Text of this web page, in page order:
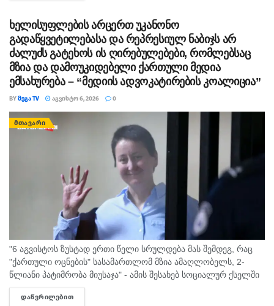
ხელისუფლების არცერთ უკანონო
გადაწყვეტილებასა და რეპრესიულ ნაბიჯს არ
ძალუძს გატეხოს ის ღირებულებები, რომლებსაც
მზია და დამოუკიდებელი ქართული მედია
ემსახურება – “მედიის ადვოკატირების კოალიცია”
BYᲛᲔᲒᲐ TV ᲐᲒᲕᲘᲡᲢᲝ 6, 2026 0
ᲛᲗᲐᲕᲐᲠᲘ
"6 აგვისტოს ზუსტად ერთი წელი სრულდება მას შემდეგ, რაც
"ქართული ოცნების" სასამართლომ მზია ამაღლობელს, 2-
წლიანი პატიმრობა მიუსაჯა" - ამის შესახებ სოციალურ ქსელში
"მედიის ადვოკატირების კოალიცია" წერს და დაკავებულ
ჟურნალისტს სოლიდარობას უცხადებს. ორგანიზაცია...
ᲓᲐᲬᲕᲠᲘᲚᲔᲑᲘᲗ